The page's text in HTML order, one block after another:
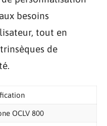
besoins
tout en
de
OCLV 800